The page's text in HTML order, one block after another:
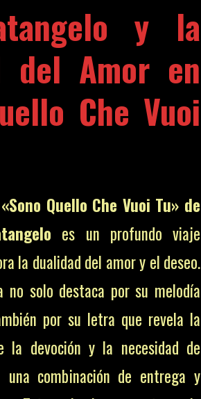
y la
del Amor en
Che Vuoi
«Sono Quello Che Vuoi Tu» de
es un profundo viaje
la dualidad del amor y el deseo.
no solo destaca por su melodía
por su letra que revela la
la devoción y la necesidad de
una combinación de entrega y